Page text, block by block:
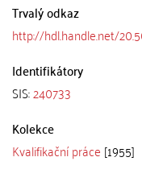
Trvalý odkaz
http://hdl.handle.net/
Identifikátory
SIS:240733
Kolekce
Kvalifikační práce [1955]